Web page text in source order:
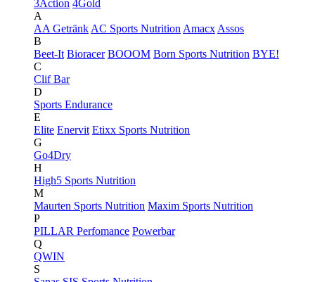
3Action 4Gold
A
AA Getränk AC Sports Nutrition Amacx Assos
B
Beet-It Bioracer BOOOM Born Sports Nutrition BYE!
C
Clif Bar
D
Sports Endurance
E
Elite Enervit Etixx Sports Nutrition
G
Go4Dry
H
High5 Sports Nutrition
M
Maurten Sports Nutrition Maxim Sports Nutrition
P
PILLAR Perfomance Powerbar
Q
QWIN
S